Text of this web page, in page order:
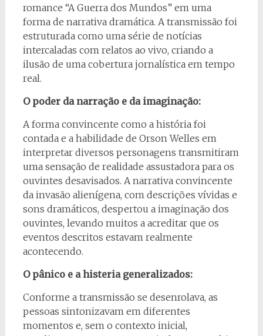
romance “A Guerra dos Mundos” em uma
forma de narrativa dramática. A transmissão foi
estruturada como uma série de notícias
intercaladas com relatos ao vivo, criando a
ilusão de uma cobertura jornalística em tempo
real.
O poder da narração e da imaginação:
A forma convincente como a história foi
contada e a habilidade de Orson Welles em
interpretar diversos personagens transmitiram
uma sensação de realidade assustadora para os
ouvintes desavisados. A narrativa convincente
da invasão alienígena, com descrições vívidas e
sons dramáticos, despertou a imaginação dos
ouvintes, levando muitos a acreditar que os
eventos descritos estavam realmente
acontecendo.
O pânico e a histeria generalizados:
Conforme a transmissão se desenrolava, as
pessoas sintonizavam em diferentes
momentos e, sem o contexto inicial,